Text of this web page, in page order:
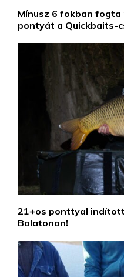
Mínusz 6 fokban
pontyát a Quickbaits-
21+os ponttyal
Balatonon!